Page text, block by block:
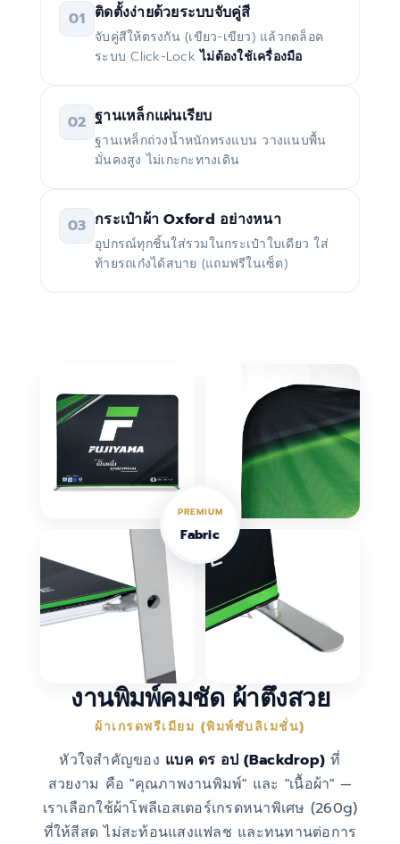
01 ติดตั้งง่ายด้วยระบบจับคู่สี
จับคู่สีให้ตรงกัน (เขียว-เขียว) แล้วกดล็อค
ระบบ Click-Lockไม่ต้องใช้เครื่องมือ
02 ฐานเหล็กแผ่นเรียบ
ฐานเหล็กถ่วงน้ำหนักทรงแบน วางแนบพื้น
มั่นคงสูง ไม่เกะกะทางเดิน
03 กระเป๋าผ้า Oxford อย่างหนา
อุปกรณ์ทุกชิ้นใส่รวมในกระเป๋าใบเดียว ใส่
ท้ายรถเก๋งได้สบาย (แถมฟรีในเซ็ต)
PREMIUM
Fabric
งานพิมพ์คมชัด ผ้าตึงสวย
ผ้าเกรดพรีเมียม (พิมพ์ซับลิเมชั่น)
หัวใจสำคัญของ แบค ดร อป (Backdrop) ที่
สวยงาม คือ "คุณภาพงานพิมพ์" และ "เนื้อผ้า" —
เราเลือกใช้ผ้าโพลีเอสเตอร์เกรดหนาพิเศษ (260g)
ที่ให้สีสด ไม่สะท้อนแสงแฟลช และทนทานต่อการ